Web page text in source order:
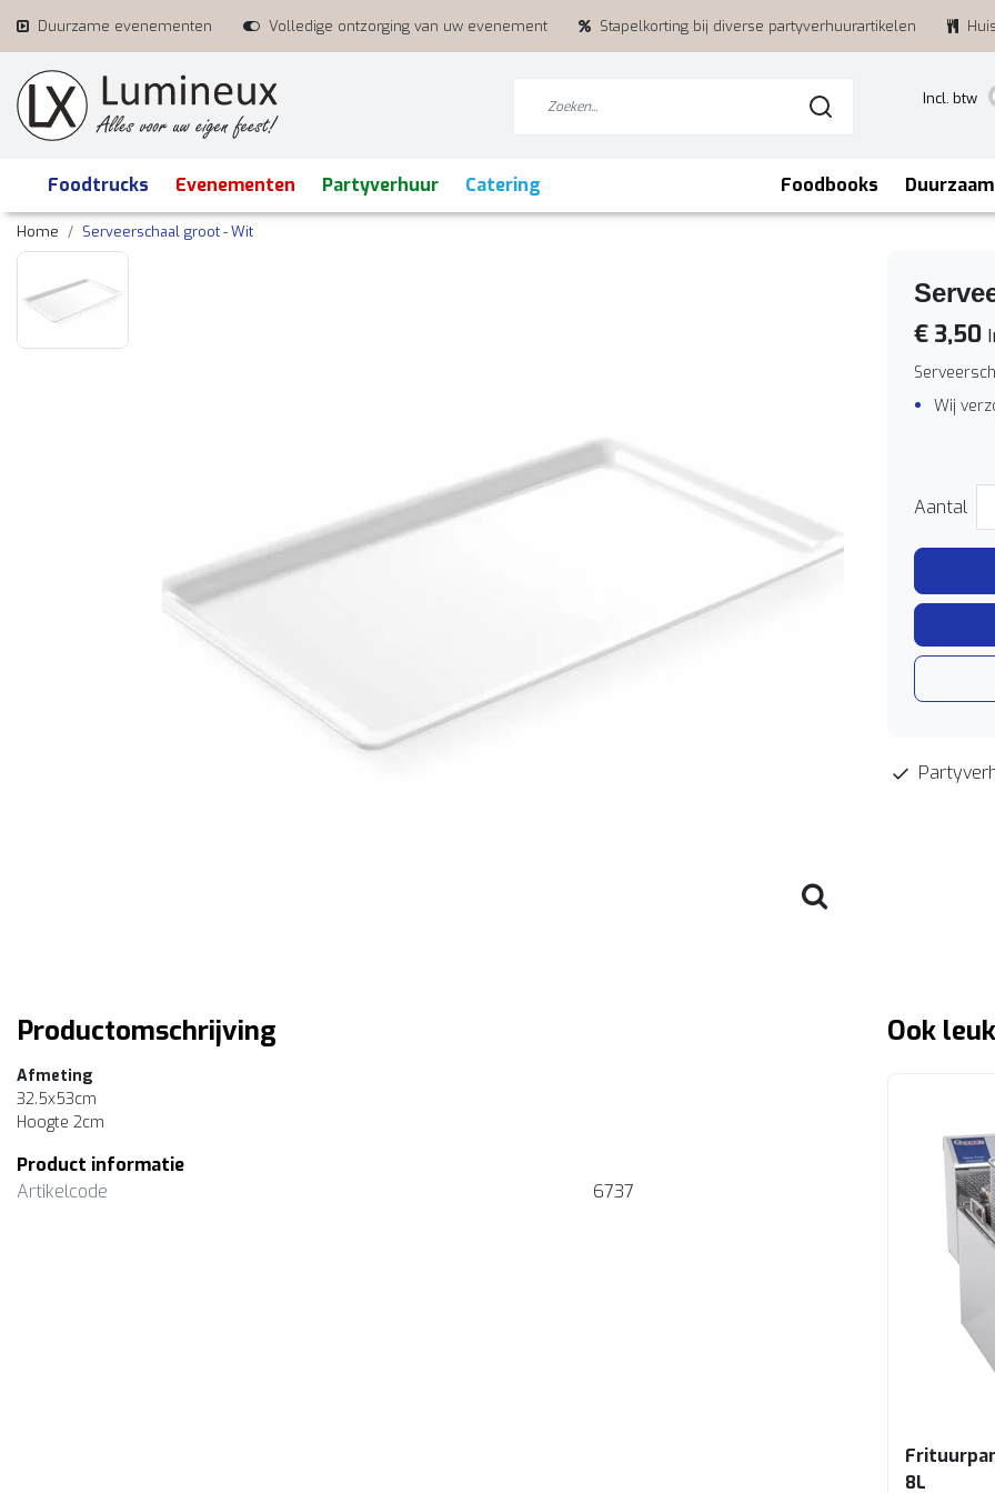
Duurzame evenementen Volledige ontzorging van uw evenement Stapelkorting bij diverse partyverhuurartikelen
Incl. btw
Foodtrucks Evenementen Partyverhuur Catering Foodbooks
Home Serveerschaal groot - Wit
€ 3,50
Wij
Aantal
Productomschrijving
Afmeting
32.5x53cm
Hoogte 2cm
Product informatie
Artikelcode
6737
Ook
8L